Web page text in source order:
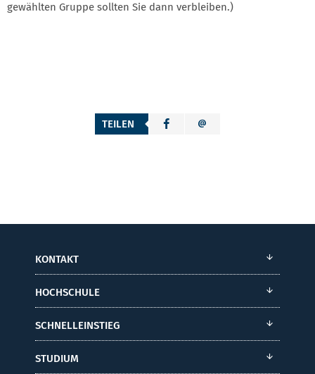
gewählten Gruppe sollten Sie dann verbleiben.)
TEILEN
KONTAKT
HOCHSCHULE
SCHNELLEINSTIEG
STUDIUM